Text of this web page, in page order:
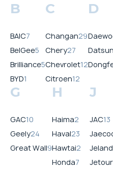
B
BAIC7
BelGee5
Brilliance5
BYD1
C
Changan29
Chery27
Chevrolet12
Citroen12
D
Datsun
G
GAC10
Geely24
Great Wall9
H
Haima2
Haval23
Hawtai2
Honda7
J
JAC13
Jeland
Jetour